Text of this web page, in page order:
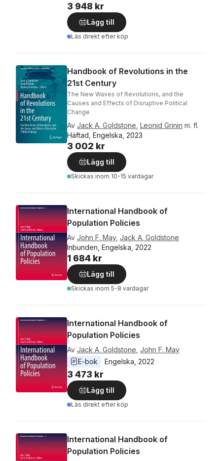
3 948 kr
Lägg till
Läs direkt efter köp
Handbook of Revolutions in the
21st Century
The New Waves of Revolutions, and the
Causes and Effects of Disruptive Political
Change
Av Jack A. Goldstone Leonid Grinin m. fl.
Häftad, Engelska, 2023
3 002 kr
Lägg till
Skickas inom 10-15 vardagar
International Handbook of
Population Policies
Av John F. May, Jack A. Goldstone
Inbunden, Engelska, 2022
1 684 kr
Lägg till
Skickas inom 5-8 vardagar
International Handbook of
Population Policies
Av Jack A. Goldstone John F. May
E-bok
Engelska 2022
3 473 kr
Lägg till
Läs direkt efter köp
International Handbook of
Population Policies